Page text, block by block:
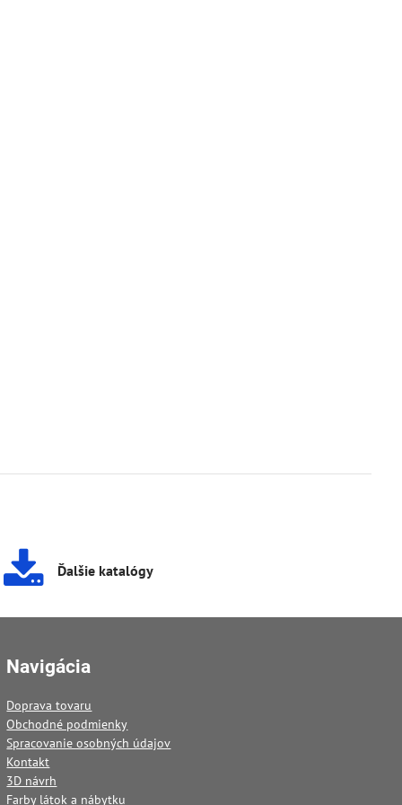
Ďalšie katalógy
Navigácia
Doprava tovaru
Obchodné podmienky
Spracovanie osobných údajov
Kontakt
3D návrh
Farby látok a nábytku